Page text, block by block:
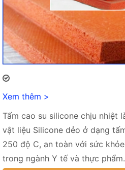
Xem thêm >
Tấm cao su silicone chịu nhiệt
vật liệu Silicone dẻo ở dạng
250 độ C, an toàn với sức
trong ngành Y tế và thực phẩm.